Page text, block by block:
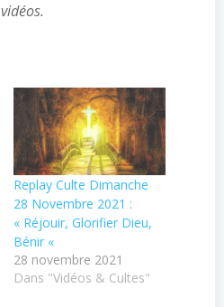
vidéos.
Replay Culte Dimanche
28 Novembre 2021 :
« Réjouir, Glorifier Dieu,
Bénir «
28 novembre 2021
Dans "Vidéos & Cultes"